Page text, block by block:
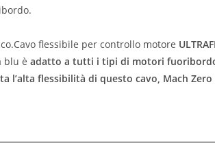
flessibile per controllo motore
blu è adatto a tutti i tipi di motori
l’alta flessibilità di questo cavo, Mach